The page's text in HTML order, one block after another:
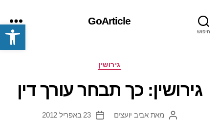
פתח סרגל נגישות חיפוש
GoArticle
תפריט
קטגוריותגירושין
גירושין: כך תבחר עורך דין
המחבר
מאתאביב יועצים
תאריך
23 באפריל 2012